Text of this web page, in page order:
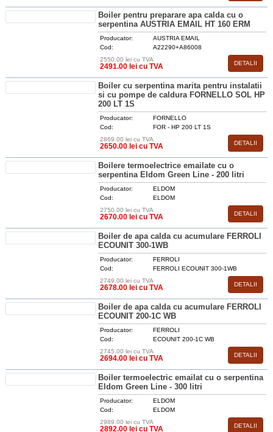
Boiler pentru preparare apa calda cu o
serpentina AUSTRIA EMAIL HT 160 ERM
Producator:
AUSTRIA EMAIL
Cod:
A22290+A86008
2550.00 lei cu TVA
2491.00 lei cu TVA DETALII
Boiler cu serpentina marita pentru instalatii
si cu pompe de caldura FORNELLO SOL HP
200 LT 1S
Producator:
FORNELLO
Cod:
FOR - HP 200 LT 1S
2869.00 lei cu TVA
2650.00 lei cu TVA DETALII
Boilere termoelectrice emailate cu o
serpentina Eldom Green Line - 200 litri
Producator:
ELDOM
Cod:
ELDOM
2750.00 lei cu TVA
2670.00 lei cu TVA DETALII
Boiler de apa calda cu acumulare FERROLI
ECOUNIT 300-1WB
Producator:
FERROLI
Cod:
FERROLI ECOUNIT 300-1WB
2749.00 lei cu TVA
2678.00 lei cu TVA DETALII
Boiler de apa calda cu acumulare FERROLI
ECOUNIT 200-1C WB
Producator:
FERROLI
Cod:
ECOUNIT 200-1C WB
2745.00 lei cu TVA
2694.00 lei cu TVA DETALII
Boiler termoelectric emailat cu o serpentina
Eldom Green Line - 300 litri
Producator:
ELDOM
Cod:
ELDOM
2989.00 lei cu TVA
2892.00 lei cu TVA DETALII